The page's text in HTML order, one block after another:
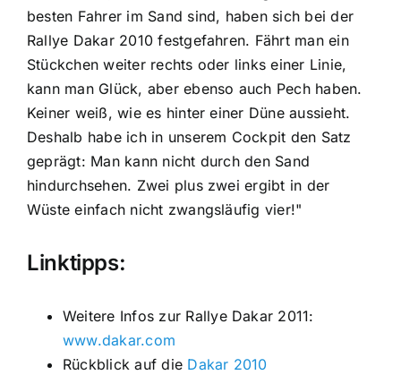
besten Fahrer im Sand sind, haben sich bei der
Rallye Dakar 2010 festgefahren. Fährt man ein
Stückchen weiter rechts oder links einer Linie,
kann man Glück, aber ebenso auch Pech haben.
Keiner weiß, wie es hinter einer Düne aussieht.
Deshalb habe ich in unserem Cockpit den Satz
geprägt: Man kann nicht durch den Sand
hindurchsehen. Zwei plus zwei ergibt in der
Wüste einfach nicht zwangsläufig vier!"
Linktipps:
Weitere Infos zur Rallye Dakar 2011:
www.dakar.com
Rückblick auf die Dakar 2010